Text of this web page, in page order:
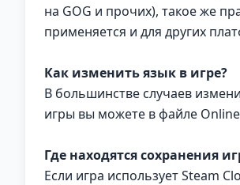
на GOG и прочих), такое же
применяется и для других
Как изменить язык в игре?
В большинстве случаев
игры вы можете в файле
Где находятся сохранения
Если игра использует Steam